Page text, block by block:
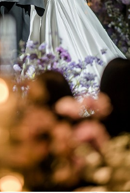
더링크호텔